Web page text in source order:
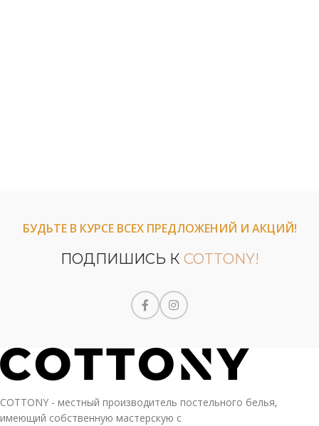
БУДЬТЕ В КУРСЕ ВСЕХ ПРЕДЛОЖЕНИЙ И АКЦИЙ!
ПОДПИШИСЬ К COTTONY!
COTTONY - местный производитель постельного белья,
имеющий собственную мастерскую с